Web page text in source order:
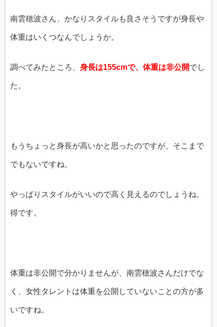
南雲穂波さん、かなりスタイルも良さそうですが身長や
体重はいくつなんでしょうか。
調べてみたところ、 身長は155cmで、体重は非公開でし
た。
もうちょっと身長が高いかと思ったのですが、そこまで
でもないですね。
やっぱりスタイルがいいので高く見えるのでしょうね。
得です。
体重は非公開で分かりませんが、南雲穂波さんだけでな
く、女性タレントは体重を公開していないことの方が多
いですね。